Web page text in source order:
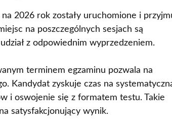
2026 rok zostały uruchomione i
na poszczególnych sesjach są
z odpowiednim wyprzedzeniem.
terminem egzaminu pozwala na
Kandydat zyskuje czas na
i oswojenie się z formatem testu. Takie
satysfakcjonujący wynik.